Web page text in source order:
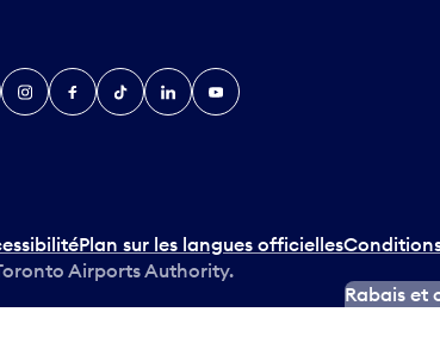
InstagramFacebook
TikTokLinkedInYouTube
Plan sur les langues officielles
Airports Authority.
Rabais et